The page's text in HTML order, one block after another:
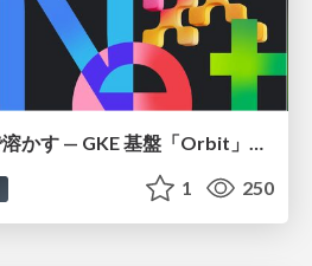
認知負荷をGemini で溶かす — GKE 基盤「Orbit」における AI エージェントの実践
1 250